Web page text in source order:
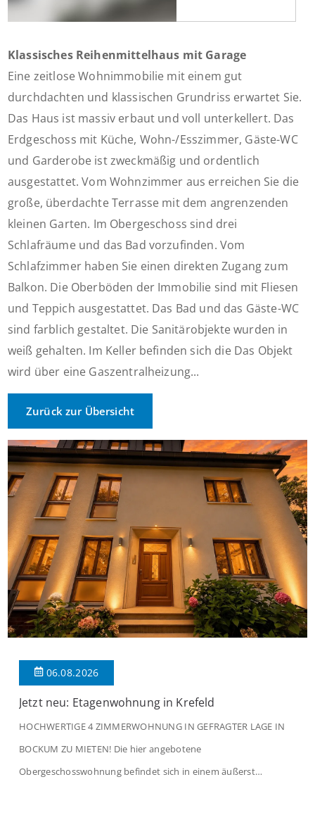
Klassisches Reihenmittelhaus mit Garage
Eine zeitlose Wohnimmobilie mit einem gut
durchdachten und klassischen Grundriss erwartet Sie.
Das Haus ist massiv erbaut und voll unterkellert. Das
Erdgeschoss mit Küche, Wohn-/Esszimmer, Gäste-WC
und Garderobe ist zweckmäßig und ordentlich
ausgestattet. Vom Wohnzimmer aus erreichen Sie die
große, überdachte Terrasse mit dem angrenzenden
kleinen Garten. Im Obergeschoss sind drei
Schlafräume und das Bad vorzufinden. Vom
Schlafzimmer haben Sie einen direkten Zugang zum
Balkon. Die Oberböden der Immobilie sind mit Fliesen
und Teppich ausgestattet. Das Bad und das Gäste-WC
sind farblich gestaltet. Die Sanitärobjekte wurden in
weiß gehalten. Im Keller befinden sich die Das Objekt
wird über eine Gaszentralheizung...
Zurück zur Übersicht
06.08.2026
Jetzt neu: Etagenwohnung in Krefeld
HOCHWERTIGE 4 ZIMMERWOHNUNG IN GEFRAGTER LAGE IN
BOCKUM ZU MIETEN! Die hier angebotene
Obergeschosswohnung befindet sich in einem äußerst